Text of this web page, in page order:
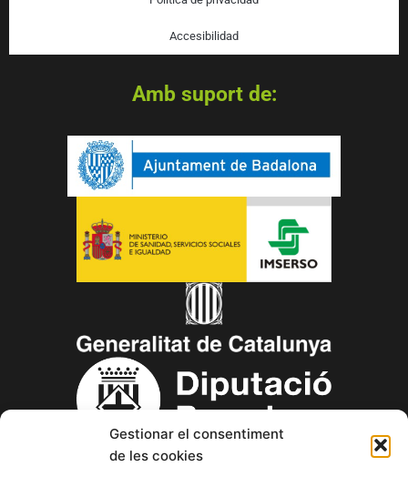
Gestionar el consentiment
de les cookies
Accesibilidad
Amb suport de: